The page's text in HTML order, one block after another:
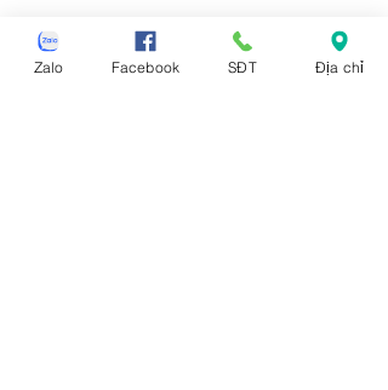
Nội thất Linco giao hàng cho các huyện,
thị xã tx, tp thành phố tỉnh thành từ Đà
Zalo Facebook SĐT Địa chỉ